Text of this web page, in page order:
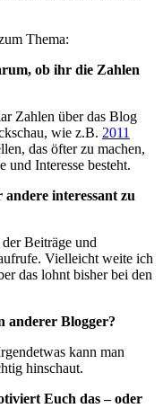
Thema:
ob ihr die Zahlen
Zahlen über das Blog
wie z.B. 2011
das öfter zu machen,
Interesse besteht.
interessant zu
Beiträge und
Vielleicht weite ich
das lohnt bisher bei den
anderer Blogger?
kann man
hinschaut.
Euch das – oder